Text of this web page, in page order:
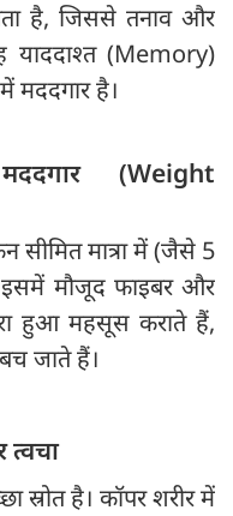
है, जिससे तनाव और
याददाश्त (Memory)
मददगार है।
(Weight
मात्रा में (जैसे 5
मौजूद फाइबर और
हुआ महसूस कराते हैं,
जाते हैं।
स्रोत है। कॉपर शरीर में